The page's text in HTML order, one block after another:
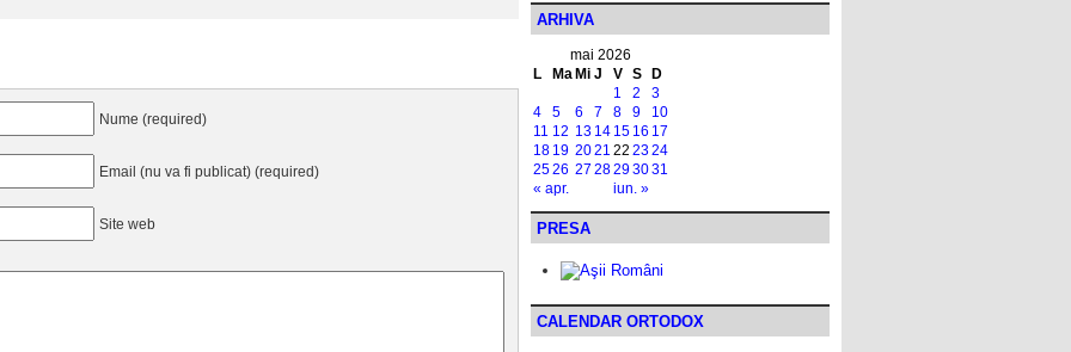
Nume (required)
Email (nu va fi publicat) (required)
Site web
ARHIVA
mai 2026
L
Ma Mi J V S D
« apr. iun. »
1 2
3
4
5 6 7 8 9
10
11 12 13 14 15 16 17
18 19 2021 22 2324
2526 27 28293031
PRESA
CALENDAR ORTODOX